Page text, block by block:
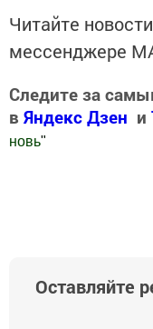
Читайте
мессенджере
Следите за
в Яндекс Дзен и
новь"
Оставляйте